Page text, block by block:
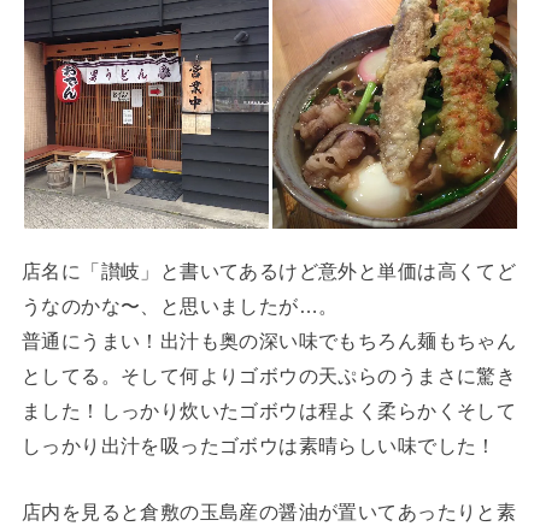
店名に「讃岐」と書いてあるけど意外と単価は高くてど
うなのかな〜、と思いましたが…。
普通にうまい！出汁も奥の深い味でもちろん麺もちゃん
としてる。そして何よりゴボウの天ぷらのうまさに驚き
ました！しっかり炊いたゴボウは程よく柔らかくそして
しっかり出汁を吸ったゴボウは素晴らしい味でした！
店内を見ると倉敷の玉島産の醤油が置いてあったりと素